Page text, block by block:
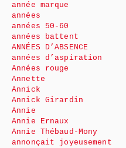
année marque
années
années 50-60
années battent
ANNÉES D’ABSENCE
années d’aspiration
Années rouge
Annette
Annick
Annick Girardin
Annie
Annie Ernaux
Annie Thébaud-Mony
annonçait joyeusement